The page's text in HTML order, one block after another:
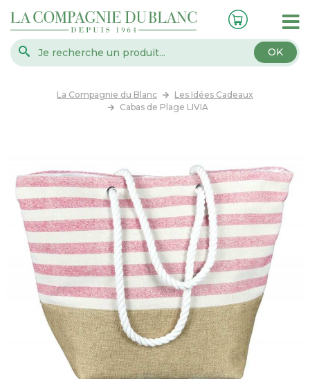
OK
La Compagnie du Blanc
Les Idées Cadeaux
Cabas de Plage LIVIA